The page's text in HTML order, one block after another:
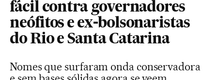
fácil contra governadores
neófitos e ex-bolsonaristas
do Rio e Santa Catarina
Nomes que surfaram onda conservadora